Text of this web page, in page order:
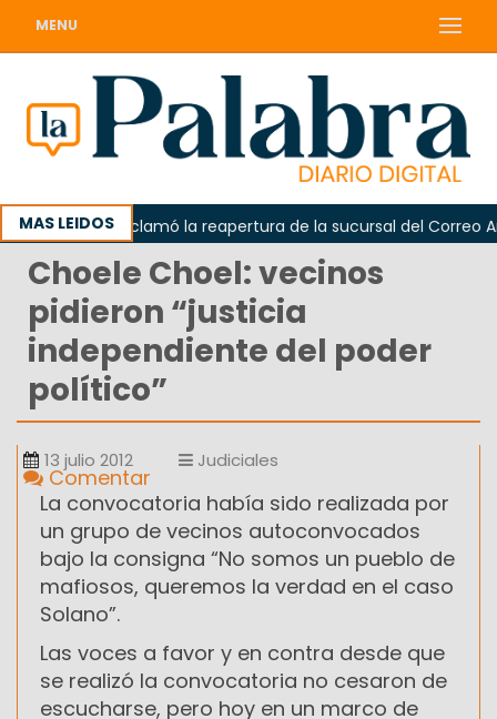
MENU
MAS LEIDOS
Odarda reclamó la reapertura de la sucursal del Correo
Choele Choel: vecinos
pidieron “justicia
independiente del poder
político”
13 julio 2012 Judiciales
Comentar
La convocatoria había sido realizada por
un grupo de vecinos autoconvocados
bajo la consigna “No somos un pueblo de
mafiosos, queremos la verdad en el caso
Solano”.
Las voces a favor y en contra desde que
se realizó la convocatoria no cesaron de
escucharse, pero hoy en un marco de